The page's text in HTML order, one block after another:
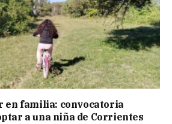
en familia: convocatoria
a una niña de Corrientes